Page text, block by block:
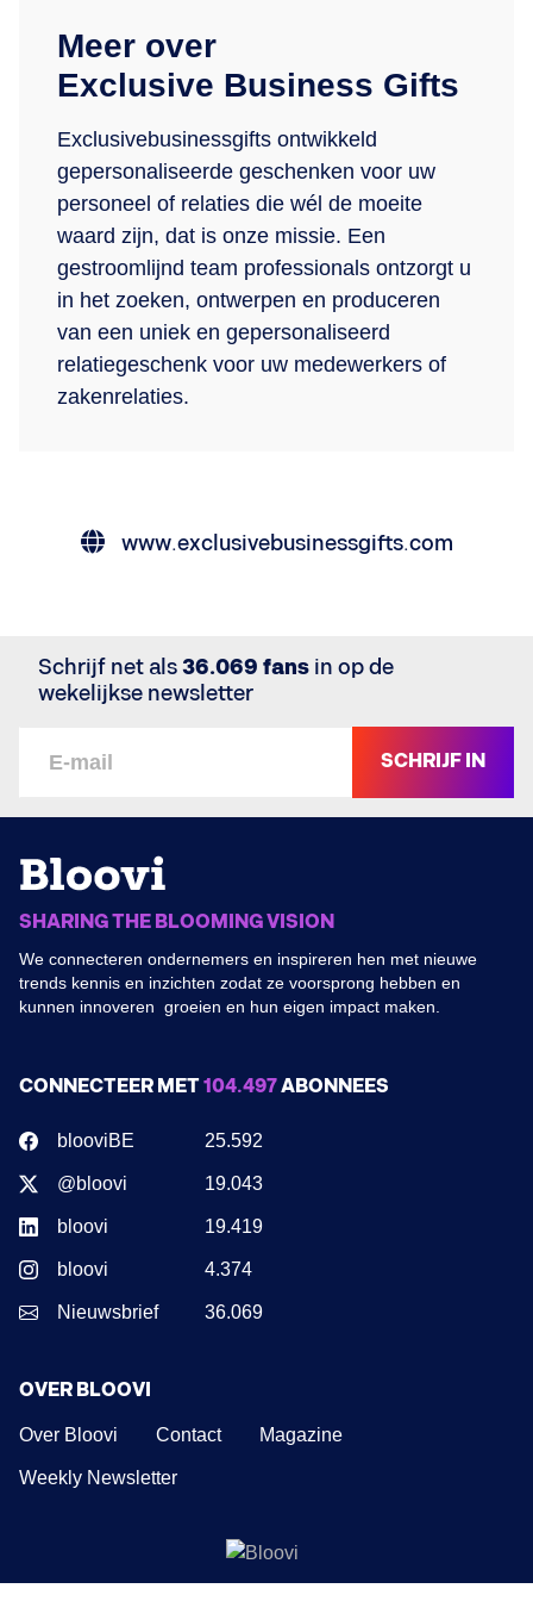
Meer over
Exclusive Business Gifts
Exclusivebusinessgifts ontwikkeld
gepersonaliseerde geschenken voor uw
personeel of relaties die wél de moeite
waard zijn, dat is onze missie. Een
gestroomlijnd team professionals ontzorgt u
in het zoeken, ontwerpen en produceren
van een uniek en gepersonaliseerd
relatiegeschenk voor uw medewerkers of
zakenrelaties.
www.exclusivebusinessgifts.com
Schrijf net als36.069 fans in op de
wekelijkse newsletter
SCHRIJF IN
SHARING THE BLOOMING VISION
We connecteren ondernemers en inspireren hen met nieuwe
trends kennis en inzichten zodat ze voorsprong hebben en
kunnen innoveren groeien en hun eigen impact maken.
CONNECTEER MET104.497ABONNEES
blooviBE 25.592
@bloovi 19.043
bloovi 19.419
bloovi 4.374
Nieuwsbrief 36.069
OVER BLOOVI
Over Bloovi Contact Magazine
Weekly Newsletter